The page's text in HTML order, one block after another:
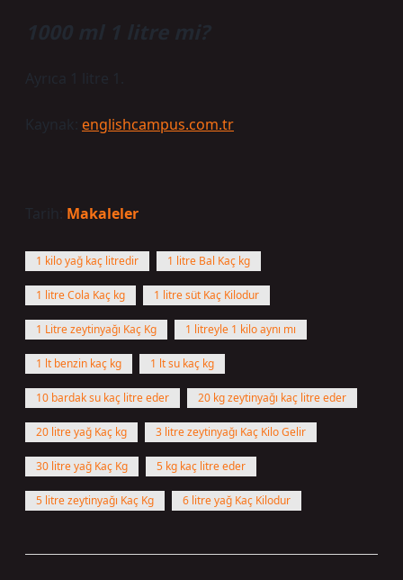
1000 ml 1 litre mi?
Ayrıca 1 litre 1.
Kaynak: englishcampus.com.tr
Tarih: Makaleler
1 kilo yağ kaç litredir 1 litre Bal Kaç kg
1 litre Cola Kaç kg 1 litre süt Kaç Kilodur
1 Litre zeytinyağı Kaç Kg 1 litreyle 1 kilo aynı mı
1 lt benzin kaç kg 1 lt su kaç kg
10 bardak su kaç litre eder 20 kg zeytinyağı kaç litre eder
20 litre yağ Kaç kg 3 litre zeytinyağı Kaç Kilo Gelir
30 litre yağ Kaç Kg 5 kg kaç litre eder
5 litre zeytinyağı Kaç Kg 6 litre yağ Kaç Kilodur